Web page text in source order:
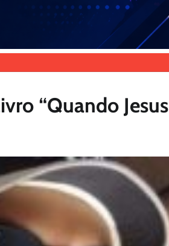
“Quando Jesus